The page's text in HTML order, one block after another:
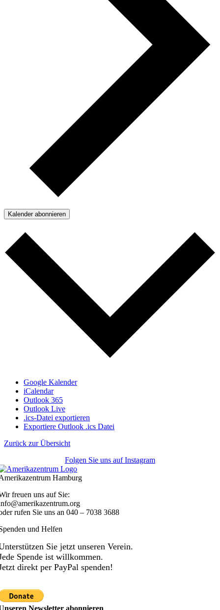
Kalender abonnieren
Google Kalender
iCalendar
Outlook 365
Outlook Live
.ics-Datei exportieren
Exportiere Outlook .ics Datei
Zurück zur Übersicht
Folgen Sie uns auf Instagram
Hamburg
freuen uns auf Sie:
rufen Sie uns an040 – 7038 3688
und Helfen
Sie jetzt unseren Verein.
Spende ist willkommen.
direkt per PayPal spenden!